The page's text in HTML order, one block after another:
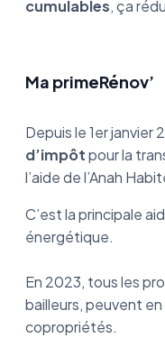
cumulables, ça
Ma primeRénov’
Depuis le 1er janvier
d’impôtpour la
l’aide de l’Anah
C’est la principale
énergétique.
En 2023, tous les
bailleurs, peuvent
copropriétés.